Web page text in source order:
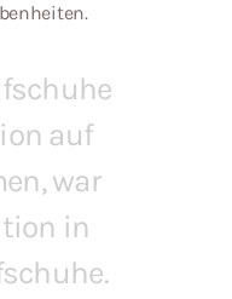
auf
war
in